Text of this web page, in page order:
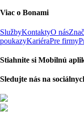
Viac o Bonami
SlužbyKontaktyO nás
poukazyKariéraPre firmy
Stiahnite si Mobilnú
Sledujte nás na